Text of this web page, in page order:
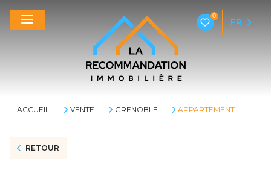
0
FR
ACCUEIL VENTE GRENOBLE APPARTEMENT
RETOUR